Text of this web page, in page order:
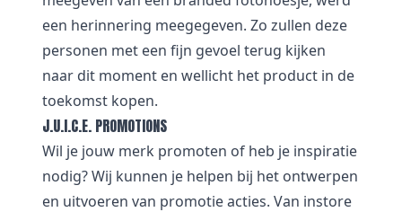
een herinnering meegegeven. Zo zullen deze
personen met een fijn gevoel terug kijken
naar dit moment en wellicht het product in de
toekomst kopen.
J.U.I.C.E. PROMOTIONS
Wil je jouw merk promoten of heb je inspiratie
nodig? Wij kunnen je helpen bij het ontwerpen
en uitvoeren van promotie acties. Van instore